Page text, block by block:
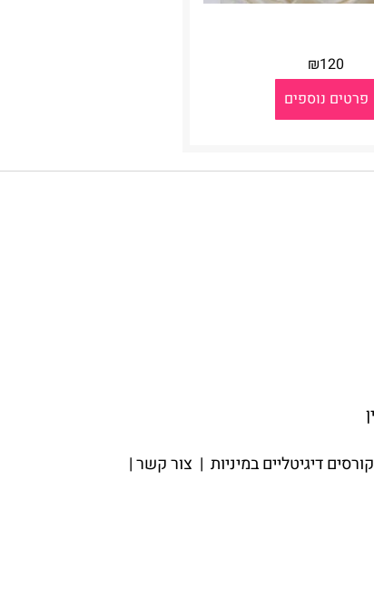
₪120
פרטים נוספים
קורסים דיגיטליים במיניות | צור קשר|